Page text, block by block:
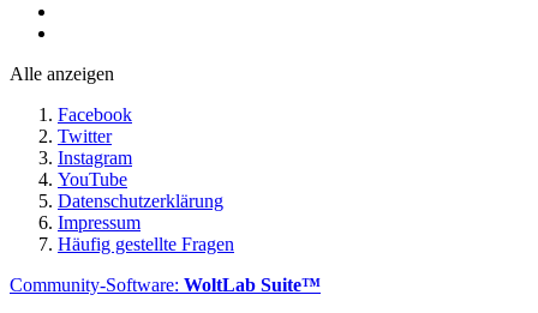
Alle anzeigen
Facebook
Twitter
Instagram
YouTube
Datenschutzerklärung
Impressum
Häufig gestellte Fragen
Community-Software: WoltLab Suite™